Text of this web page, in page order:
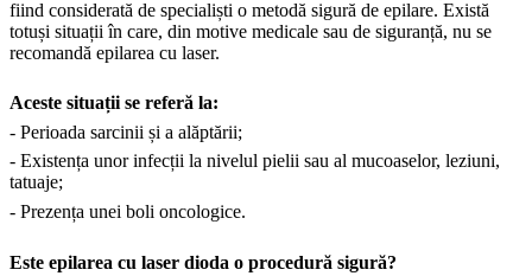
fiind considerată de specialiști o metodă sigură de epilare. Există
totuși situații în care, din motive medicale sau de siguranță, nu se
recomandă epilarea cu laser.
Aceste situații se referă la:
- Perioada sarcinii și a alăptării;
- Existența unor infecții la nivelul pielii sau al mucoaselor, leziuni,
tatuaje;
- Prezența unei boli oncologice.
Este epilarea cu laser dioda o procedură sigură?